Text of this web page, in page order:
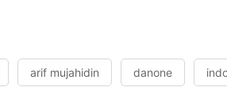
arif mujahidin danone